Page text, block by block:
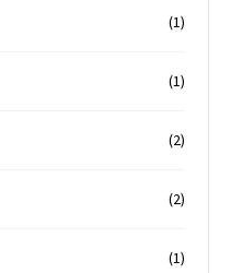
(1)
(1)
(2)
(2)
(1)